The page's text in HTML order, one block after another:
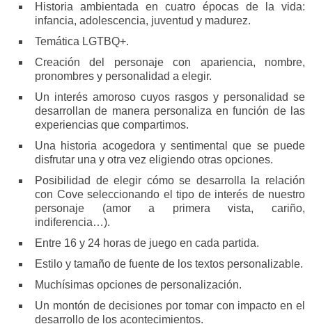
Historia ambientada en cuatro épocas de la vida:
infancia, adolescencia, juventud y madurez.
Temática LGTBQ+.
Creación del personaje con apariencia, nombre,
pronombres y personalidad a elegir.
Un interés amoroso cuyos rasgos y personalidad se
desarrollan de manera personaliza en función de las
experiencias que compartimos.
Una historia acogedora y sentimental que se puede
disfrutar una y otra vez eligiendo otras opciones.
Posibilidad de elegir cómo se desarrolla la relación
con Cove seleccionando el tipo de interés de nuestro
personaje (amor a primera vista, cariño,
indiferencia…).
Entre 16 y 24 horas de juego en cada partida.
Estilo y tamaño de fuente de los textos personalizable.
Muchísimas opciones de personalización.
Un montón de decisiones por tomar con impacto en el
desarrollo de los acontecimientos.